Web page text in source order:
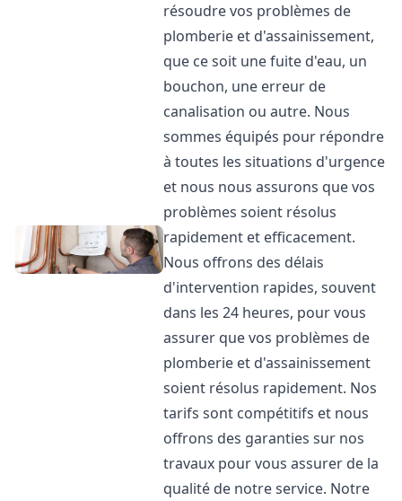
résoudre vos problèmes de
plomberie et d'assainissement,
que ce soit une fuite d'eau, un
bouchon, une erreur de
canalisation ou autre. Nous
sommes équipés pour répondre
à toutes les situations d'urgence
et nous nous assurons que vos
problèmes soient résolus
rapidement et efficacement.
Nous offrons des délais
d'intervention rapides, souvent
dans les 24 heures, pour vous
assurer que vos problèmes de
plomberie et d'assainissement
soient résolus rapidement. Nos
tarifs sont compétitifs et nous
offrons des garanties sur nos
travaux pour vous assurer de la
qualité de notre service. Notre